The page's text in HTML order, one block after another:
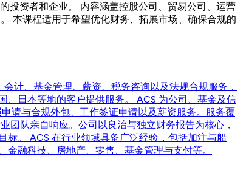
投资者和企业。 内容涵盖控股公司、贸易公司、运营
本课程适用于希望优化财务、拓展市场、确保合规的
计、基金管理、薪资、税务咨询以及法规合规服务，
、日本等地的客户提供服务。 ACS 为公司、基金及信
请与合规外包、工作签证申请以及薪资服务。服务覆
团队亲自响应。公司以良治与独立财务报告为核心，
标。 ACS 在行业领域具备广泛经验，包括加注与船
融科技、房地产、零售、基金管理与支付等。